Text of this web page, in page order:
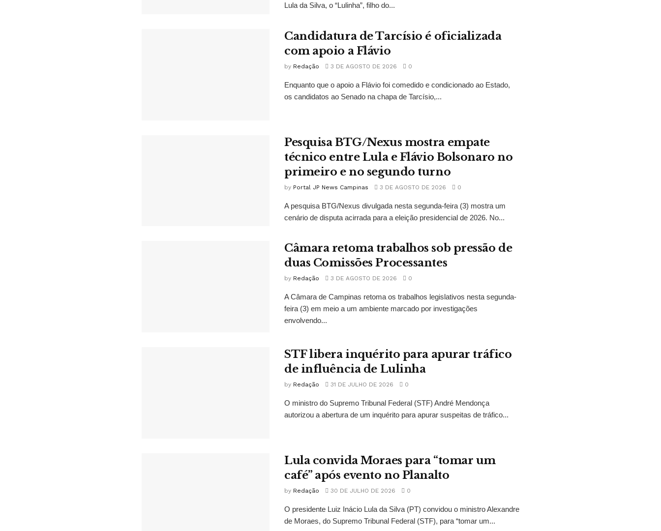
Lula da Silva, o “Lulinha”, filho do...
Candidatura de Tarcísio é oficializada
com apoio a Flávio
by Redação 3 DE AGOSTO DE 2026 0
Enquanto que o apoio a Flávio foi comedido e condicionado ao Estado,
os candidatos ao Senado na chapa de Tarcísio,...
Pesquisa BTG/Nexus mostra empate
técnico entre Lula e Flávio Bolsonaro no
primeiro e no segundo turno
by Portal JP News Campinas 3 DE AGOSTO DE 2026 0
A pesquisa BTG/Nexus divulgada nesta segunda-feira (3) mostra um
cenário de disputa acirrada para a eleição presidencial de 2026. No...
Câmara retoma trabalhos sob pressão de
duas Comissões Processantes
by Redação 3 DE AGOSTO DE 2026 0
A Câmara de Campinas retoma os trabalhos legislativos nesta segunda-
feira (3) em meio a um ambiente marcado por investigações
envolvendo...
STF libera inquérito para apurar tráfico
de influência de Lulinha
by Redação 31 DE JULHO DE 2026 0
O ministro do Supremo Tribunal Federal (STF) André Mendonça
autorizou a abertura de um inquérito para apurar suspeitas de tráfico...
Lula convida Moraes para “tomar um
café” após evento no Planalto
by Redação 30 DE JULHO DE 2026 0
O presidente Luiz Inácio Lula da Silva (PT) convidou o ministro Alexandre
de Moraes, do Supremo Tribunal Federal (STF), para “tomar um...